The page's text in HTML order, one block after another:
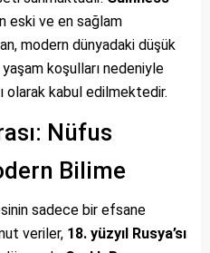
eski ve en sağlam
modern dünyadaki düşük
koşulları nedeniyle
olarak kabul edilmektedir.
Nüfus
Bilime
sadece bir efsane
veriler, 18. yüzyıl Rusya’sı